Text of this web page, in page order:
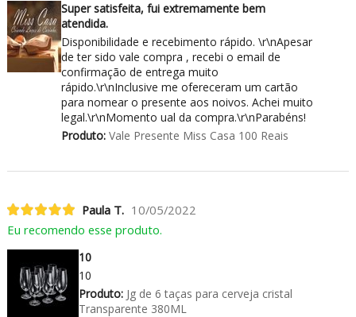
Super satisfeita, fui extremamente bem
atendida.
Disponibilidade e recebimento rápido. \r\nApesar
de ter sido vale compra , recebi o email de
confirmação de entrega muito
rápido.\r\nInclusive me ofereceram um cartão
para nomear o presente aos noivos. Achei muito
legal.\r\nMomento ual da compra.\r\nParabéns!
Produto:Vale Presente Miss Casa 100 Reais
Paula T. 10/05/2022
Eu recomendo esse produto.
10
10
Produto:Jg de 6 taças para cerveja cristal
Transparente 380ML